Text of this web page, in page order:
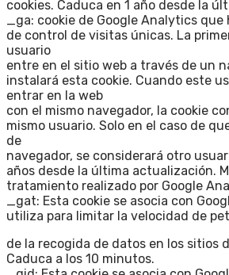
cookies. Caduca en 1 año desde la
_ga: cookie de Google Analytics
de control de visitas únicas. La
usuario
entre en el sitio web a través de un
instalará esta cookie. Cuando este
entrar en la web
con el mismo navegador, la cookie
mismo usuario. Solo en el caso de
de
navegador, se considerará otro
años desde la última actualización.
tratamiento realizado por Google
_gat: Esta cookie se asocia con
utiliza para limitar la velocidad de
de la recogida de datos en los sitios
Caduca a los 10 minutos.